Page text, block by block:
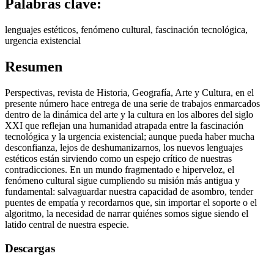
Palabras clave:
lenguajes estéticos, fenómeno cultural, fascinación tecnológica,
urgencia existencial
Resumen
Perspectivas, revista de Historia, Geografía, Arte y Cultura, en el
presente número hace entrega de una serie de trabajos enmarcados
dentro de la dinámica del arte y la cultura en los albores del siglo
XXI que reflejan una humanidad atrapada entre la fascinación
tecnológica y la urgencia existencial; aunque pueda haber mucha
desconfianza, lejos de deshumanizarnos, los nuevos lenguajes
estéticos están sirviendo como un espejo crítico de nuestras
contradicciones. En un mundo fragmentado e hiperveloz, el
fenómeno cultural sigue cumpliendo su misión más antigua y
fundamental: salvaguardar nuestra capacidad de asombro, tender
puentes de empatía y recordarnos que, sin importar el soporte o el
algoritmo, la necesidad de narrar quiénes somos sigue siendo el
latido central de nuestra especie.
Descargas